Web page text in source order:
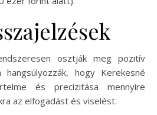
osztják meg pozitív
hangsúlyozzák, hogy Kerekesné
és precizitása mennyire
az elfogadást és viselést.